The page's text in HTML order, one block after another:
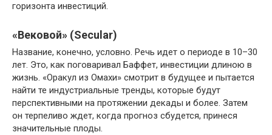
горизонта инвестиций.
«Вековой» (Secular)
Название, конечно, условно. Речь идет о периоде в 10–30
лет. Это, как поговаривал Баффет, инвестиции длиною в
жизнь. «Оракул из Омахи» смотрит в будущее и пытается
найти те индустриальные тренды, которые будут
перспективными на протяжении декады и более. Затем
он терпеливо ждет, когда прогноз сбудется, принеся
значительные плоды.